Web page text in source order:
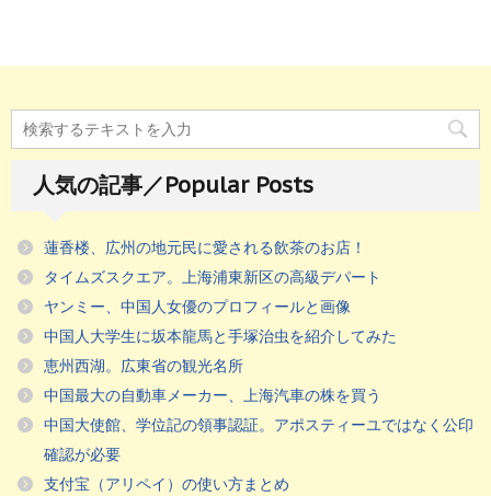
人気の記事／Popular Posts
蓮香楼、広州の地元民に愛される飲茶のお店！
タイムズスクエア。上海浦東新区の高級デパート
ヤンミー、中国人女優のプロフィールと画像
中国人大学生に坂本龍馬と手塚治虫を紹介してみた
恵州西湖。広東省の観光名所
中国最大の自動車メーカー、上海汽車の株を買う
中国大使館、学位記の領事認証。アポスティーユではなく公印
確認が必要
支付宝（アリペイ）の使い方まとめ